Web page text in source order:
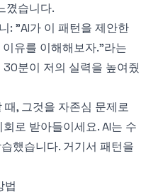
꼈습니다.
: "AI가 이 패턴을 제안한
유를 이해해보자."라는
분이 저의 실력을 높여줬
, 그것을 자존심 문제로
로 받아들이세요. AI는 수
했습니다. 거기서 패턴을
법